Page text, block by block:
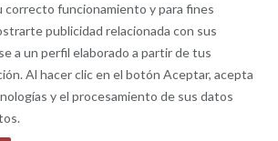
correcto funcionamiento y para fines
publicidad relacionada con sus
a un perfil elaborado a partir de tus
Al hacer clic en el botón Aceptar, acepta
y el procesamiento de sus datos